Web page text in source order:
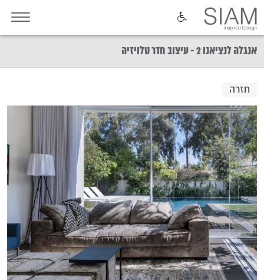
אנגלה לנציאנו 2 - עיצוב חדר טלויזיה
חזרה